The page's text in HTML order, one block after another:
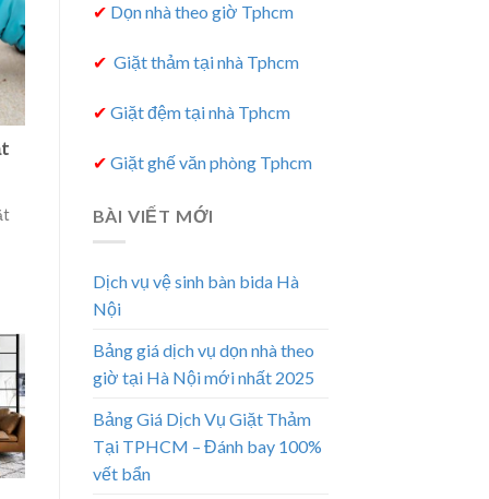
✔ Dọn nhà theo giờ Tphcm
✔ Giặt thảm tại nhà Tphcm
✔ Giặt đệm tại nhà Tphcm
✔ Giặt ghế văn phòng Tphcm
BÀI VIẾT MỚI
Dịch vụ vệ sinh bàn bida Hà
Nội
Bảng giá dịch vụ dọn nhà theo
giờ tại Hà Nội mới nhất 2025
Bảng Giá Dịch Vụ Giặt Thảm
Tại TPHCM – Đánh bay 100%
vết bẩn